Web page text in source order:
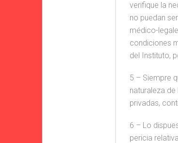
verifique la
no puedan
médico-
condiciones
del Instituto,
5 – Siempre
naturaleza
privadas,
6 – Lo
pericia